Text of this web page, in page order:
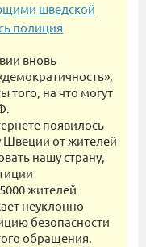
шведской
полиция
вновь
того, на что могут
появилось
Швеции от жителей
нашу страну,
жителей
неуклонно
безопасности
обращения.